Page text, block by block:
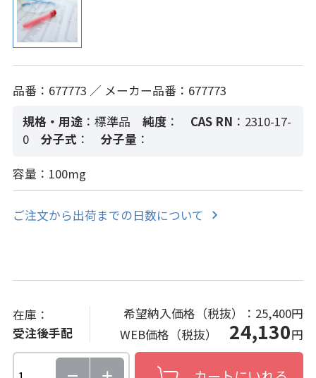
品番：677773 ／ メーカー品番：677773
規格・用途 ：標準品 純度： CAS RN ：2310-17-
0
分子式 ： 分子量 ：
容量：100mg
ご注文から出荷までの日数について
在庫：
受注後手配
希望納入価格（税抜）： 25,400円
WEB価格（税抜） 24,130円